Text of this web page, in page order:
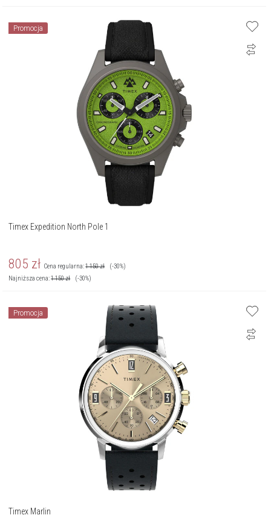
Promocja
Timex Expedition North Pole 1
805 zł Cena regularna:1 150zł
(-30%)
Najniższa cena:1 150zł (-30%)
Promocja
Timex Marlin